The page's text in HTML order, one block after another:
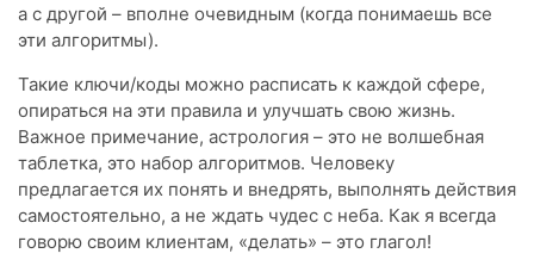
а с другой – вполне очевидным (когда понимаешь все
эти алгоритмы).
Такие ключи/коды можно расписать к каждой сфере,
опираться на эти правила и улучшать свою жизнь.
Важное примечание, астрология – это не волшебная
таблетка, это набор алгоритмов. Человеку
предлагается их понять и внедрять, выполнять действия
самостоятельно, а не ждать чудес с неба. Как я всегда
говорю своим клиентам, «делать» – это глагол!